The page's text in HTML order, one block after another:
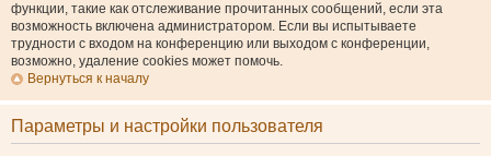
функции, такие как отслеживание прочитанных сообщений, если эта
возможность включена администратором. Если вы испытываете
трудности с входом на конференцию или выходом с конференции,
возможно, удаление cookies может помочь.
Вернуться к началу
Параметры и настройки пользователя